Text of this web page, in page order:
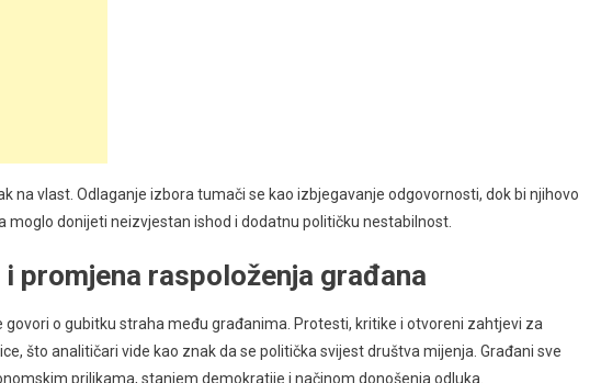
na vlast. Odlaganje izbora tumači se kao izbjegavanje odgovornosti, dok bi njihovo
donijeti neizvjestan ishod i dodatnu političku nestabilnost.
promjena raspoloženja građana
govori o gubitku straha među građanima. Protesti, kritike i otvoreni zahtjevi za
što analitičari vide kao znak da se politička svijest društva mijenja. Građani sve
prilikama, stanjem demokratije i načinom donošenja odluka.